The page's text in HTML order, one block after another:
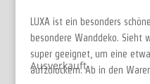
LUXA ist ein besonders
besondere Wanddeko. Sieht
super geeignet, um eine
aufzulockern. Ab in den
Ausverkauft